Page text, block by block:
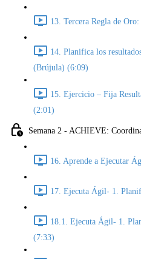
13. Tercera Regla de
14. Planifica los
(Brújula) (6:09)
15. Ejercicio – Fija
(2:01)
Semana 2 - ACHIEVE:
16. Aprende a Ejecutar
17. Ejecuta Ágil- 1.
18.1. Ejecuta Ágil- 1.
(7:33)